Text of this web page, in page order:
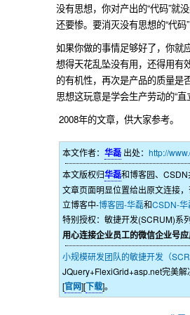
没有思想，你对产出的“代码”就
还要惨。要消灭没有思想的“代码
如果你做的事情足够好了，你就
想得天花乱坠没有用，还得用有
的有机性，再次是产品的质量是
思想这玩意是学会生产劳动的“
2008年的文章，供大家参考。
本文作者： 华磊 出处： http://
本文版权归华磊和博客园、
文章页面明显位置给出原文连接
立博客中-博客园-华磊和CSDN-华
特别授权：敏捷开发(SCRUM)系
用心连接企业员工的微信企业号
小规模研发团队的敏捷开发（
JQuery+FlexiGrid+asp.net完美
[官网][下载]。